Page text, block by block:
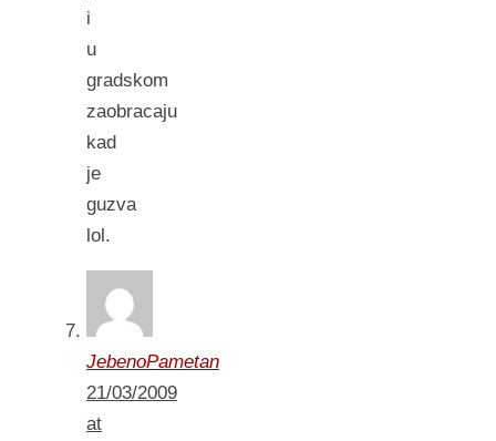
i
u
gradskom
zaobracaju
kad
je
guzva
lol.
JebenoPametan
21/03/2009
at